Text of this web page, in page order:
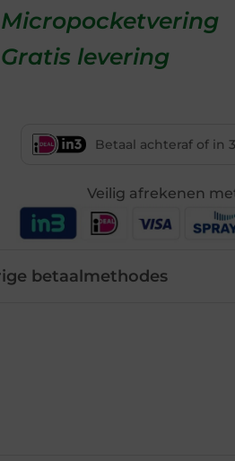
Micropocketvering
Gratis levering
Betaal achteraf of in
Veilig afrekenen
betaalmethodes